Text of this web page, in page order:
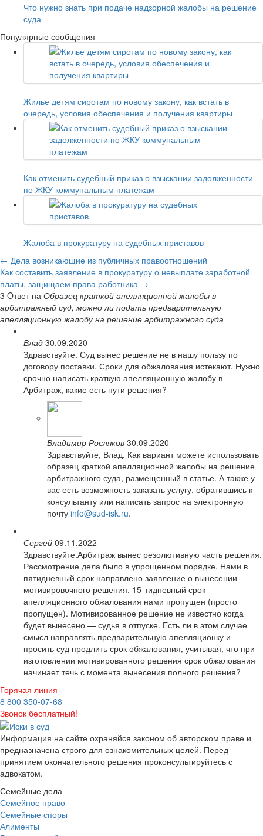
Что нужно знать при подаче надзорной жалобы на решение
суда
Популярные сообщения
Жилье детям сиротам по новому закону, как встать в
очередь, условия обеспечения и получения квартиры
Как отменить судебный приказ о взыскании задолженности
по ЖКУ коммунальным платежам
Жалоба в прокуратуру на судебных приставов
← Дела возникающие из публичных правоотношений
Как составить заявление в прокуратуру о невыплате заработной
платы, защищаем права работника →
3 Oтвет на Образец краткой апелляционной жалобы в
арбитражный суд, можно ли подать предварительную
апелляционную жалобу на решение арбитражного суда
Влад 30.09.2020
Здравствуйте. Суд вынес решение не в нашу пользу по
договору поставки. Сроки для обжалования истекают. Нужно
срочно написать краткую апелляционную жалобу в
Арбитраж, какие есть пути решения?
Владимир Росляков 30.09.2020
Здравствуйте, Влад. Как вариант можете использовать
образец краткой апелляционной жалобы на решение
арбитражного суда, размещенный в статье. А также у
вас есть возможность заказать услугу, обратившись к
консультанту или написать запрос на электронную
почту info@sud-isk.ru.
Сергей 09.11.2022
Здравствуйте.Арбитраж вынес резолютивную часть решения.
Рассмотрение дела было в упрощенном порядке. Нами в
пятидневный срок направлено заявление о вынесении
мотивировочного решения. 15-тидневный срок
апелляционного обжалования нами пропущен (просто
пропущен). Мотивированное решение не известно когда
будет вынесено — судья в отпуске. Есть ли в этом случае
смысл направлять предварительную апелляционку и
просить суд продлить срок обжалования, учитывая, что при
изготовлении мотивированного решения срок обжалования
начинает течь с момента вынесения полного решения?
Горячая линия
8 800 350-07-68
Звонок бесплатный!
Информация на сайте охраняйся законом об авторском праве и
предназначена строго для ознакомительных целей. Перед
принятием окончательного решения проконсультируйтесь с
адвокатом.
Семейные дела
Семейное право
Семейные споры
Алименты